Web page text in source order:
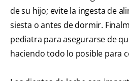
de su hijo; evite la ingesta de
siesta o antes de dormir.
pediatra para asegurarse de
haciendo todo lo posible para